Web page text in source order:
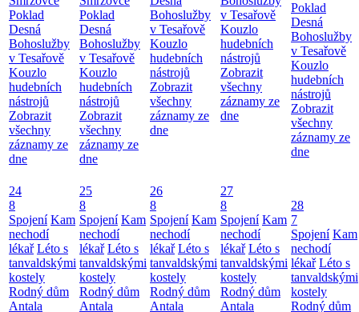
Poklad
Desná
Bohoslužby
v Tesařově
Kouzlo
hudebních
nástrojů
Zobrazit
všechny
záznamy ze
dne
Poklad
Desná
Bohoslužby
v Tesařově
Kouzlo
hudebních
nástrojů
Zobrazit
všechny
záznamy ze
dne
Bohoslužby
v Tesařově
Kouzlo
hudebních
nástrojů
Zobrazit
všechny
záznamy ze
dne
v Tesařově
Kouzlo
hudebních
nástrojů
Zobrazit
všechny
záznamy ze
dne
Poklad
Desná
Bohoslužby
v Tesařově
Kouzlo
hudebních
nástrojů
Zobrazit
všechny
záznamy ze
dne
24
8
Spojení Kam
nechodí
lékař Léto s
tanvaldskými
kostely
Rodný dům
Antala
25
8
Spojení Kam
nechodí
lékař Léto s
tanvaldskými
kostely
Rodný dům
Antala
26
8
Spojení Kam
nechodí
lékař Léto s
tanvaldskými
kostely
Rodný dům
Antala
27
8
Spojení Kam
nechodí
lékař Léto s
tanvaldskými
kostely
Rodný dům
Antala
28
7
Spojení Kam
nechodí
lékař Léto s
tanvaldskými
kostely
Rodný dům